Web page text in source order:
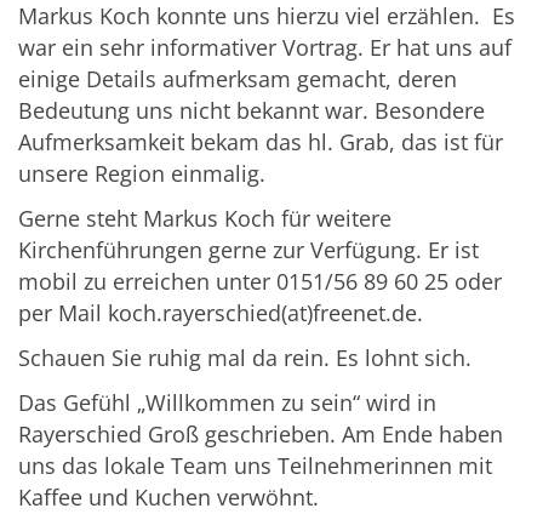
Markus Koch konnte uns hierzu viel erzählen. Es
war ein sehr informativer Vortrag. Er hat uns auf
einige Details aufmerksam gemacht, deren
Bedeutung uns nicht bekannt war. Besondere
Aufmerksamkeit bekam das hl. Grab, das ist für
unsere Region einmalig.
Gerne steht Markus Koch für weitere
Kirchenführungen gerne zur Verfügung. Er ist
mobil zu erreichen unter 0151/56 89 60 25 oder
per Mail koch.rayerschied(at)freenet.de.
Schauen Sie ruhig mal da rein. Es lohnt sich.
Das Gefühl „Willkommen zu sein“ wird in
Rayerschied Groß geschrieben. Am Ende haben
uns das lokale Team uns Teilnehmerinnen mit
Kaffee und Kuchen verwöhnt.